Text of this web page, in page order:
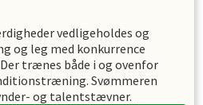
vedligeholdes og
og leg med konkurrence
trænes både i og ovenfor
Svømmeren
og talentstævner.